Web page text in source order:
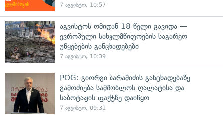
7 აგვისტო, 10:57
აგვისტოს ომიდან 18 წელი გავიდა —
ევროპული სახელმწიფოების საგარეო
უწყებების განცხადებები
7 აგვისტო, 10:39
POG: გიორგი ბარამიძის განცხადებაზე
გამოძიება სამშობლოს ღალატისა და
საბოტაჟის ფაქტზე დაიწყო
7 აგვისტო, 09:31